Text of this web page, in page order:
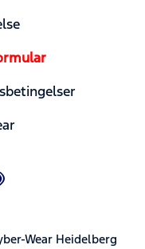
Wear Heidelberg